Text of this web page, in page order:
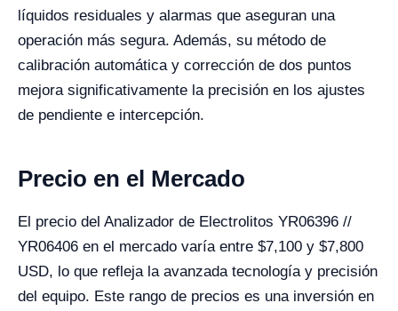
líquidos residuales y alarmas que aseguran una
operación más segura. Además, su método de
calibración automática y corrección de dos puntos
mejora significativamente la precisión en los ajustes
de pendiente e intercepción.
Precio en el Mercado
El precio del Analizador de Electrolitos YR06396 //
YR06406 en el mercado varía entre $7,100 y $7,800
USD, lo que refleja la avanzada tecnología y precisión
del equipo. Este rango de precios es una inversión en